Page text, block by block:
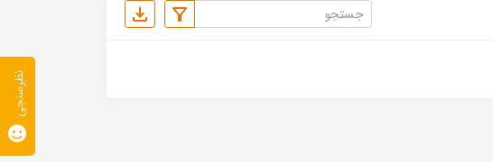
نظرسنجی